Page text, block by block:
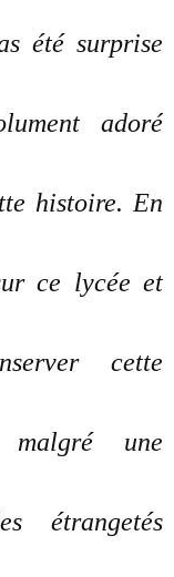
été surprise
adoré
histoire. En
ce lycée et
cette
malgré une
étrangetés